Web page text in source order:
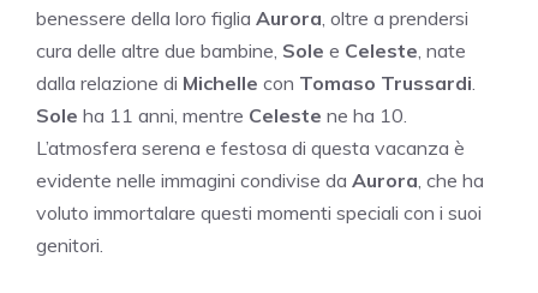
benessere della loro figlia Aurora, oltre a prendersi
cura delle altre due bambine, Sole e Celeste, nate
dalla relazione di Michelle con Tomaso Trussardi.
Sole ha 11 anni, mentre Celeste ne ha 10.
L’atmosfera serena e festosa di questa vacanza è
evidente nelle immagini condivise da Aurora, che ha
voluto immortalare questi momenti speciali con i suoi
genitori.